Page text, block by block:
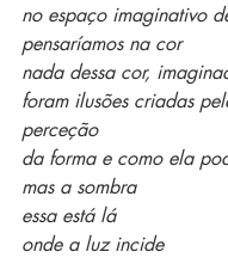
no espaço imaginativo
pensaríamos na cor
nada dessa cor,
foram ilusões criadas
perceção
da forma e como ela
mas a sombra
essa está lá
onde a luz incide